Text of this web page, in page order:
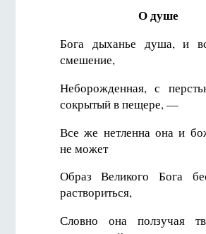
О душе
Бога дыханье душа, и
смешение,
Неборожденная, с
сокрытый в пещере, —
Все же нетленна она и
не может
Образ Великого Бога
раствориться,
Словно она ползучая